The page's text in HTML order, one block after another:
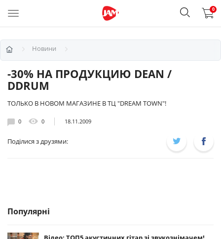
0
Новини
-30% НА ПРОДУКЦИЮ DEAN /
DDRUM
ТОЛЬКО В НОВОМ МАГАЗИНЕ В ТЦ "DREAM TOWN"!
0 0 18.11.2009
Поділися з друзями:
Популярні